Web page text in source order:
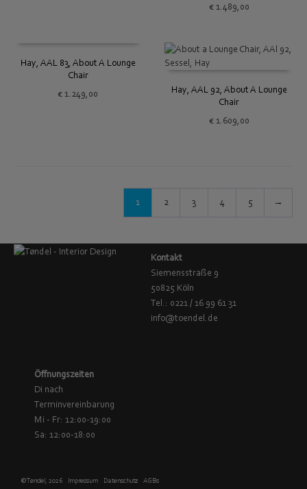
€1.489,00
Hay, AAL 83, About A Lounge
Chair
€ 1.249,00
Hay, AAL 92, About A Lounge
Chair
€1.609,00
1 2 3 4 5 →
Kontakt
Siemensstraße 9
50825 Köln
Tel.: 0221 / 16 99 61 31
info@toendel.de
Öffnungszeiten
Di nach
Terminvereinbarung
Mi - Fr: 12:00-19:00
Sa: 12:00-18:00
© Tøndel, 2026 Impressum Datenschutz AGBs